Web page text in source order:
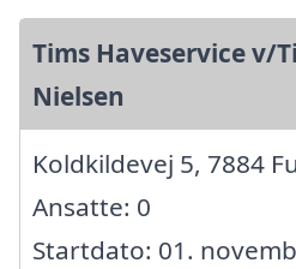
Tims Haveservice v/
Nielsen
Koldkildevej 5, 7884
Ansatte: 0
Startdato: 01.